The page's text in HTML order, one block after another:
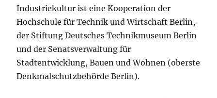
Industriekultur ist eine Kooperation der
Hochschule für Technik und Wirtschaft Berlin,
der Stiftung Deutsches Technikmuseum Berlin
und der Senatsverwaltung für
Stadtentwicklung, Bauen und Wohnen (oberste
Denkmalschutzbehörde Berlin).